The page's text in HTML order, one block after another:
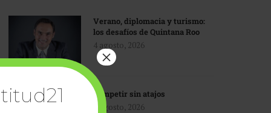
Verano, diplomacia y turismo:
los desafíos de Quintana Roo
4 agosto, 2026
Competir sin atajos
4 agosto, 2026
×